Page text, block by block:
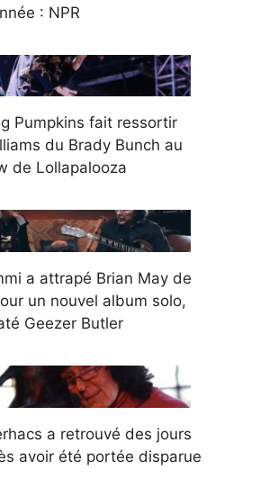
: NPR
Pumpkins fait ressortir
du Brady Bunch au
de Lollapalooza
a attrapé Brian May de
un nouvel album solo,
Geezer Butler
a retrouvé des jours
avoir été portée disparue